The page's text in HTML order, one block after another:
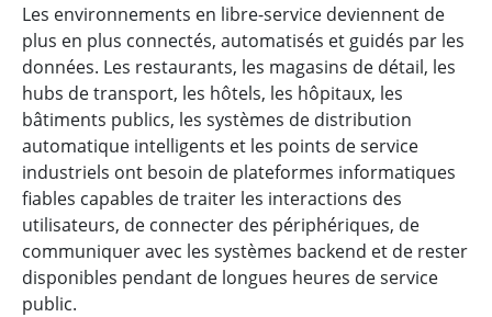
Les environnements en libre-service deviennent de
plus en plus connectés, automatisés et guidés par les
données. Les restaurants, les magasins de détail, les
hubs de transport, les hôtels, les hôpitaux, les
bâtiments publics, les systèmes de distribution
automatique intelligents et les points de service
industriels ont besoin de plateformes informatiques
fiables capables de traiter les interactions des
utilisateurs, de connecter des périphériques, de
communiquer avec les systèmes backend et de rester
disponibles pendant de longues heures de service
public.